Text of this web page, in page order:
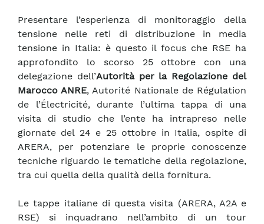
Presentare l’esperienza di monitoraggio della
tensione nelle reti di distribuzione in media
tensione in Italia: è questo il focus che RSE ha
approfondito lo scorso 25 ottobre con una
delegazione dell’Autorità per la Regolazione del
Marocco ANRE, Autorité Nationale de Régulation
de l’Électricité, durante l’ultima tappa di una
visita di studio che l’ente ha intrapreso nelle
giornate del 24 e 25 ottobre in Italia, ospite di
ARERA, per potenziare le proprie conoscenze
tecniche riguardo le tematiche della regolazione,
tra cui quella della qualità della fornitura.
Le tappe italiane di questa visita (ARERA, A2A e
RSE) si inquadrano nell’ambito di un tour